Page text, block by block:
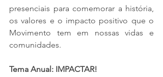
presenciais para comemorar a história,
os valores e o impacto positivo que o
Movimento tem em nossas vidas e
comunidades.
Tema Anual: IMPACTAR!